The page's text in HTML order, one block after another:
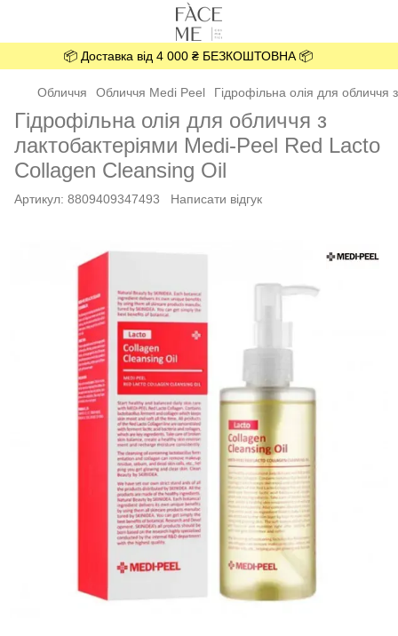
📦 Доставка від 4 000 ₴ БЕЗКОШТОВНА 📦
Обличчя Обличчя Medi Peel Гідрофільна олія для
Гідрофільна олія для обличчя з
лактобактеріями Medi-Peel Red Lacto
Collagen Cleansing Oil
Артикул: 8809409347493 Написати відгук